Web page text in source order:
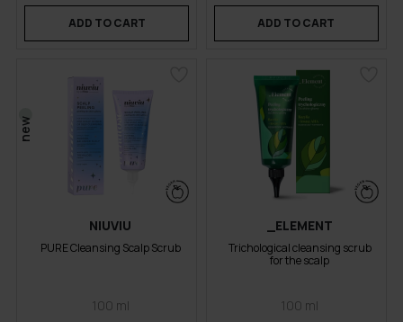
ADD TO CART ADD TO CART
new
NIUVIU
PURE Cleansing Scalp Scrub
100 ml
_ELEMENT
Trichological cleansing scrub
for the scalp
100 ml